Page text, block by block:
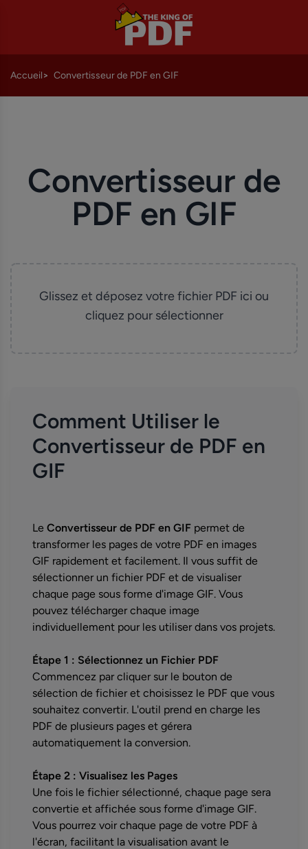
Accueil Convertisseur de PDF en GIF
Convertisseur de
PDF en GIF
Glissez et déposez votre fichier PDF ici ou
cliquez pour sélectionner
Comment Utiliser le
Convertisseur de PDF en
GIF
Le Convertisseur de PDF en GIF permet de
transformer les pages de votre PDF en images
GIF rapidement et facilement. Il vous suffit de
sélectionner un fichier PDF et de visualiser
chaque page sous forme d'image GIF. Vous
pouvez télécharger chaque image
individuellement pour les utiliser dans vos projets.
Étape 1 : Sélectionnez un Fichier PDF
Commencez par cliquer sur le bouton de
sélection de fichier et choisissez le PDF que vous
souhaitez convertir. L'outil prend en charge les
PDF de plusieurs pages et gérera
automatiquement la conversion.
Étape 2 : Visualisez les Pages
Une fois le fichier sélectionné, chaque page sera
convertie et affichée sous forme d'image GIF.
Vous pourrez voir chaque page de votre PDF à
l'écran, facilitant la visualisation avant le